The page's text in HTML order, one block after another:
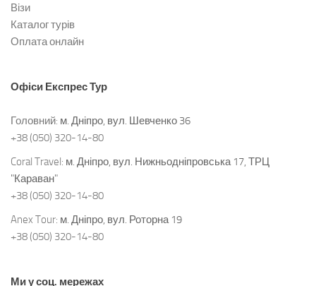
Візи
Каталог турів
Оплата онлайн
Офіси Експрес Тур
Головний: м. Дніпро, вул. Шевченко 36
+38 (050) 320-14-80
Coral Travel: м. Дніпро, вул. Нижньодніпровська 17, ТРЦ
"Караван"
+38 (050) 320-14-80
Anex Tour: м. Дніпро, вул. Роторна 19
+38 (050) 320-14-80
Ми у соц. мережах